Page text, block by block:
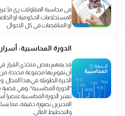
فى محاسبة المقاولات زى ما
المستخلصات الحكومية او
أو المناقصات فى كل الاحوال
الدورة المحاسبية:
قد يفهم بعض متخذي القرار
أن تقوم بها مجموعة محددة
الخبرة الطويلة في هذا
"الدورة المحاسبية"، وهي قضية
تعتبر الدورة المحاسبية عنصرا
المديرين بصورة دقيقة، مما
والتخطيط المالي.